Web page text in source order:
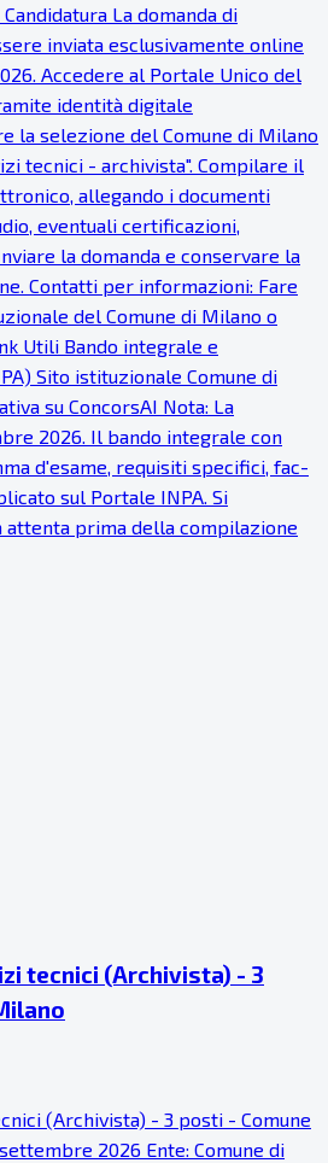
La domanda di
inviata esclusivamente online
Accedere al Portale Unico del
identità digitale
la selezione del Comune di Milano
tecnici - archivista". Compilare il
allegando i documenti
eventuali certificazioni,
la domanda e conservare la
Contatti per informazioni: Fare
del Comune di Milano o
Utili Bando integrale e
Sito istituzionale Comune di
su ConcorsAI Nota: La
2026. Il bando integrale con
d'esame, requisiti specifici, fac-
sul Portale INPA. Si
attenta prima della compilazione
tecnici (Archivista) - 3
(Archivista) - 3 posti - Comune
2026 Ente: Comune di